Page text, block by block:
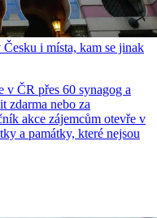
i místa, kam se jinak
v ČR přes 60 synagog a
zdarma nebo za
akce zájemcům otevře v
a památky, které nejsou